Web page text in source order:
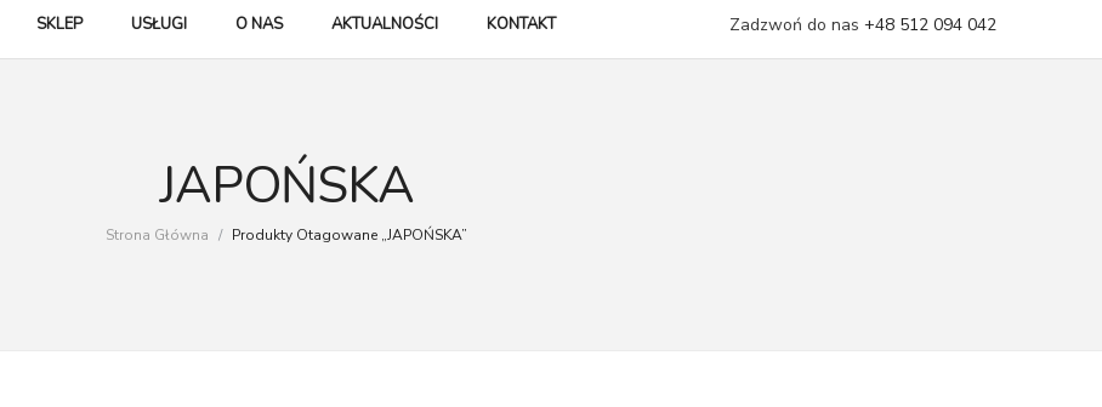
Moje konto
SKLEP USŁUGI O NAS AKTUALNOŚCI KONTAKT Zadzwoń do nas +48 512 094 042
JAPOŃSKA
Strona Główna / Produkty Otagowane „JAPOŃSKA”